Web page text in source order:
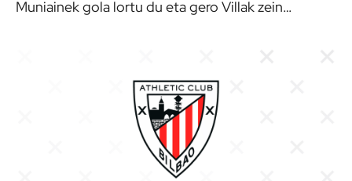
Muniainek gola lortu du eta gero Villak zein…